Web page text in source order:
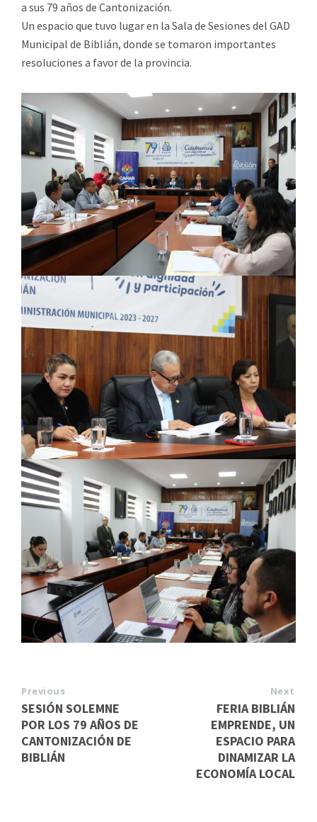
a sus 79 años de Cantonización.
Un espacio que tuvo lugar en la Sala de Sesiones del GAD
Municipal de Biblián, donde se tomaron importantes
resoluciones a favor de la provincia.
Previous
SESIÓN SOLEMNE
POR LOS 79 AÑOS DE
CANTONIZACIÓN DE
BIBLIÁN
Next
FERIA BIBLIÁN
EMPRENDE, UN
ESPACIO PARA
DINAMIZAR LA
ECONOMÍA LOCAL